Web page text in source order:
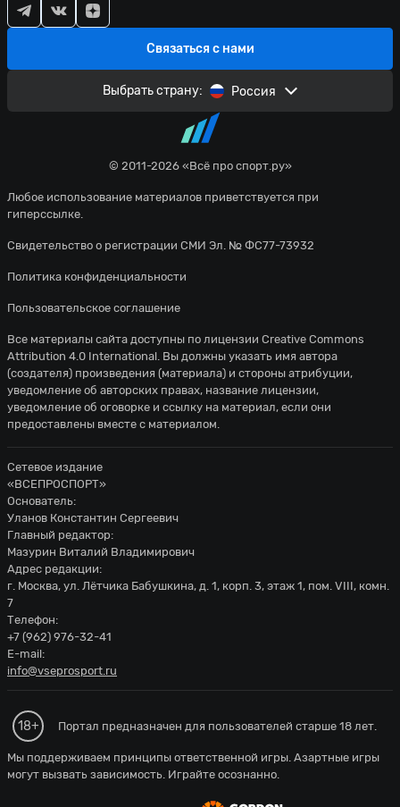
© 2011-2026 «Всё про спорт.ру»
Любое использование материалов приветствуется при
гиперссылке.
Свидетельство о регистрации СМИ Эл. № ФС77-73932
Политика конфиденциальности
Пользовательское соглашение
Связаться с нами
Выбрать страну: Россия
Все материалы сайта доступны по лицензии Creative Commons
Attribution 4.0 International. Вы должны указать имя автора
(создателя) произведения (материала) и стороны атрибуции,
уведомление об авторских правах, название лицензии,
уведомление об оговорке и ссылку на материал, если они
предоставлены вместе с материалом.
Сетевое издание
«ВСЕПРОСПОРТ»
Основатель:
Уланов Константин Сергеевич
Главный редактор:
Мазурин Виталий Владимирович
Адрес редакции:
г. Москва, ул. Лётчика Бабушкина, д. 1, корп. 3, этаж 1, пом. VIII, комн.
7
Телефон:
+7 (962) 976-32-41
E-mail:
info@vseprosport.ru
18+ Портал предназначен для пользователей старше 18 лет.
Мы поддерживаем принципы ответственной игры. Азартные игры
могут вызвать зависимость. Играйте осознанно.